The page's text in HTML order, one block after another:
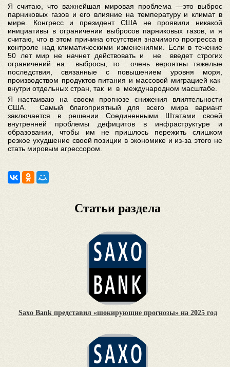
Я считаю, что важнейшая мировая проблема —это выброс
парниковых газов и его влияние на температуру и климат в
мире. Конгресс и президент США не проявили никакой
инициативы в ограничении выбросов парниковых газов, и я
считаю, что в этом причина отсутствия значимого прогресса в
контроле над климатическими изменениями. Если в течение
50 лет мир не начнет действовать и не введет строгих
ограничений на выбросы, то очень вероятны тяжелые
последствия, связанные с повышением уровня моря,
производством продуктов питания и массовой миграцией как
внутри отдельных стран, так и в международном масштабе.
Я настаиваю на своем прогнозе снижения влиятельности
США. Самый благоприятный для всего мира вариант
заключается в решении Соединенными Штатами своей
внутренней проблемы дефицитов в инфраструктуре и
образовании, чтобы им не пришлось пережить слишком
резкое ухудшение своей позиции в экономике и из-за этого не
стать мировым агрессором.
Статьи раздела
Saxo Bank представил «шокирующие прогнозы» на 2025 год